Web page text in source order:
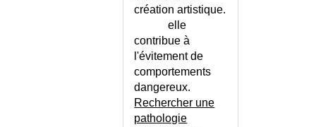
CANAL ATRIO-VENTRICULAIRE
CANAL CARPIEN (SYNDROME
CANAL DE GUYON (SYNDROME
création artistique.
elle
contribue à
l'évitement de
comportements
dangereux.
Rechercher une
pathologie